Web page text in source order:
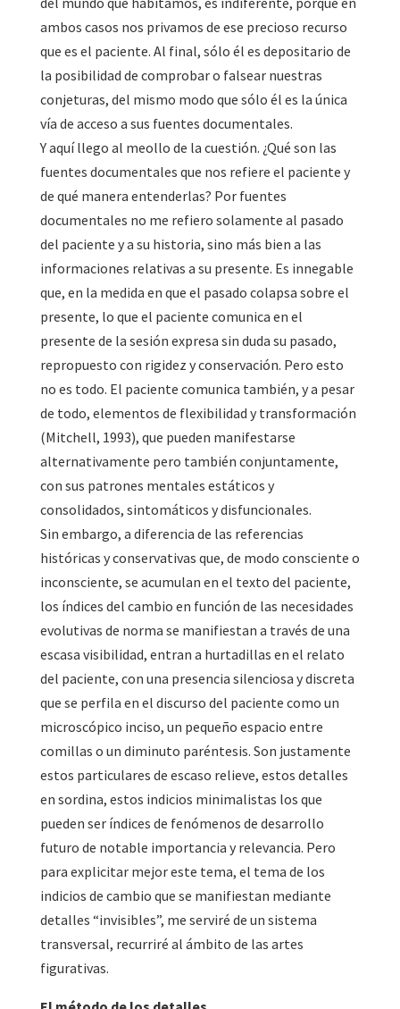
ambos casos nos privamos de ese precioso recurso
que es el paciente. Al final, sólo él es depositario de
la posibilidad de comprobar o falsear nuestras
conjeturas, del mismo modo que sólo él es la única
vía de acceso a sus fuentes documentales.
Y aquí llego al meollo de la cuestión. ¿Qué son las
fuentes documentales que nos refiere el paciente y
de qué manera entenderlas? Por fuentes
documentales no me refiero solamente al pasado
del paciente y a su historia, sino más bien a las
informaciones relativas a su presente. Es innegable
que, en la medida en que el pasado colapsa sobre el
presente, lo que el paciente comunica en el
presente de la sesión expresa sin duda su pasado,
repropuesto con rigidez y conservación. Pero esto
no es todo. El paciente comunica también, y a pesar
de todo, elementos de flexibilidad y transformación
(Mitchell, 1993), que pueden manifestarse
alternativamente pero también conjuntamente,
con sus patrones mentales estáticos y
consolidados, sintomáticos y disfuncionales.
Sin embargo, a diferencia de las referencias
históricas y conservativas que, de modo consciente o
inconsciente, se acumulan en el texto del paciente,
los índices del cambio en función de las necesidades
evolutivas de norma se manifiestan a través de una
escasa visibilidad, entran a hurtadillas en el relato
del paciente, con una presencia silenciosa y discreta
que se perfila en el discurso del paciente como un
microscópico inciso, un pequeño espacio entre
comillas o un diminuto paréntesis. Son justamente
estos particulares de escaso relieve, estos detalles
en sordina, estos indicios minimalistas los que
pueden ser índices de fenómenos de desarrollo
futuro de notable importancia y relevancia. Pero
para explicitar mejor este tema, el tema de los
indicios de cambio que se manifiestan mediante
detalles “invisibles”, me serviré de un sistema
transversal, recurriré al ámbito de las artes
figurativas.